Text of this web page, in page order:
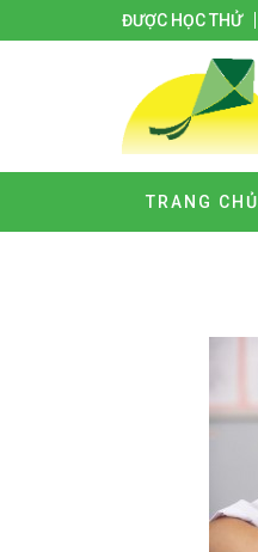
ĐƯỢC HỌC THỬ
TRANG CHỦ